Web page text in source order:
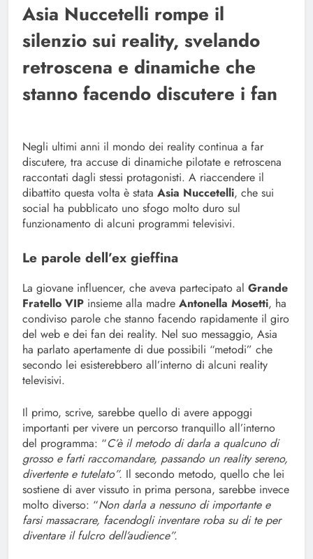
Asia Nuccetelli rompe il
silenzio sui reality, svelando
retroscena e dinamiche che
stanno facendo discutere i fan
Negli ultimi anni il mondo dei reality continua a far
discutere, tra accuse di dinamiche pilotate e retroscena
raccontati dagli stessi protagonisti. A riaccendere il
dibattito questa volta è stata Asia Nuccetelli, che sui
social ha pubblicato uno sfogo molto duro sul
funzionamento di alcuni programmi televisivi.
Le parole dell’ex gieffina
La giovane influencer, che aveva partecipato al Grande
Fratello VIP insieme alla madre Antonella Mosetti, ha
condiviso parole che stanno facendo rapidamente il giro
del web e dei fan dei reality. Nel suo messaggio, Asia
ha parlato apertamente di due possibili “metodi” che
secondo lei esisterebbero all’interno di alcuni reality
televisivi.
Il primo, scrive, sarebbe quello di avere appoggi
importanti per vivere un percorso tranquillo all’interno
del programma: “C’è il metodo di darla a qualcuno di
grosso e farti raccomandare, passando un reality sereno,
divertente e tutelato”. Il secondo metodo, quello che lei
sostiene di aver vissuto in prima persona, sarebbe invece
molto diverso: “Non darla a nessuno di importante e
farsi massacrare, facendogli inventare roba su di te per
diventare il fulcro dell’audience”.